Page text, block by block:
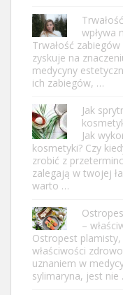
wpływa
Trwałość
zyskuje na
medycyny
ich zabiegów, …
Jak
Jak
kosmetyki? Czy
zrobić z
zalegają w twojej
warto …
–
Ostropest
właściwości
uznaniem w
sylimaryna, jest nie